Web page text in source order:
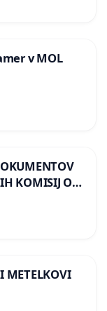
v MOL
KOMISIJ O
METELKOVI